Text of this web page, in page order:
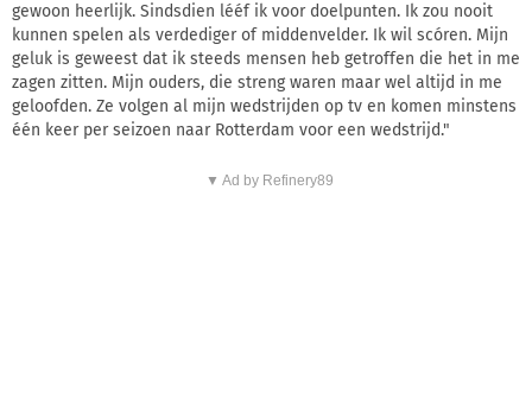
gewoon heerlijk. Sindsdien lééf ik voor doelpunten. Ik zou nooit
kunnen spelen als verdediger of middenvelder. Ik wil scóren. Mijn
geluk is geweest dat ik steeds mensen heb getroffen die het in me
zagen zitten. Mijn ouders, die streng waren maar wel altijd in me
geloofden. Ze volgen al mijn wedstrijden op tv en komen minstens
één keer per seizoen naar Rotterdam voor een wedstrijd."
▼ Ad by Refinery89